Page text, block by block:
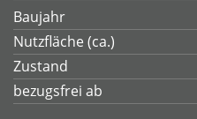
Baujahr
Nutzfläche (ca.)
Zustand
bezugsfrei ab